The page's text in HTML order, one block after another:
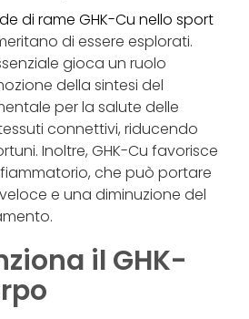
di rame GHK-Cu nello sport
di essere esplorati.
gioca un ruolo
della sintesi del
per la salute delle
connettivi, riducendo
Inoltre, GHK-Cu favorisce
che può portare
e una diminuzione del
il GHK-